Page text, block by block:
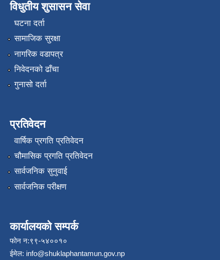
विधुतीय शुसासन सेवा
घटना दर्ता
सामाजिक सुरक्षा
नागरिक वडापत्र
निवेदनको ढाँचा
गुनासो दर्ता
प्रतिवेदन
वार्षिक प्रगति प्रतिवेदन
चौमासिक प्रगति प्रतिवेदन
सार्वजनिक सुनुवाई
सार्वजनिक परीक्षण
कार्यालयको सम्पर्क
फोन न:९९-५४००१०
ईमेल: info@shuklaphantamun.gov.np